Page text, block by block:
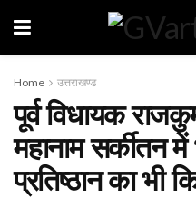
Home उत्तराखण्ड
पूर्व विधायक
महानाम सर्कीतन में
प्रतिष्ठान का भी